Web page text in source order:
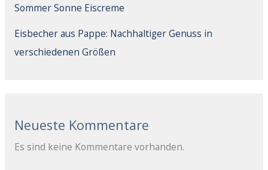
Sommer Sonne Eiscreme
Eisbecher aus Pappe: Nachhaltiger Genuss in
verschiedenen Größen
Neueste Kommentare
Es sind keine Kommentare vorhanden.